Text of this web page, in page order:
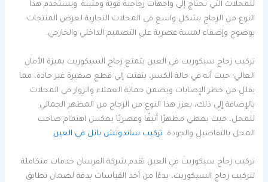
للمحلات التي تحتاج إلى واجهات زجاجية قوية ومتينة. ويستخدم هذا
النوع من الزجاج بشكل واسع في المحلات التجارية لعرض المنتجات
بوضوح وإضفاء لمسة عصرية على التصميم الداخلي والخارجي.
تركيب زجاج سيكوريت في العين يتمتع زجاج السيكوريت بميزة الأمان
العالي؛ حيث أنه في حالة الكسر، يتفتت إلى قطع صغيرة غير حادة، مما
يقلل من خطر الإصابات ويضمن حماية العملاء والزوار في المحلات.
بالإضافة إلى ذلك، يعزز هذا النوع من الزجاج من المظهر الجمالي
للمحل، حيث يعطي مظهرًا أنيقًا وعصريًا يعكس اهتمام صاحب
المحل بالتفاصيل والجودة. تركيب ساندوتش بانل في العين
تركيب زجاج سيكوريت في العين تقدم شركة الفرسان خدمات متكاملة
لتركيب زجاج السيكوريت، بدءًا من أخذ القياسات بدقة لضمان تطابق